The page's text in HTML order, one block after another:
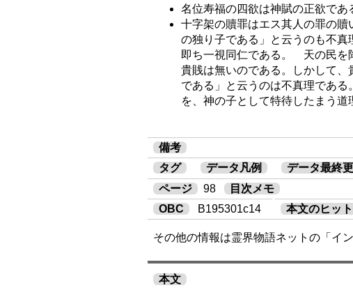
名位寿福の四欲は神賦の正欲であ
十字架の贖罪はエス其人の罪の
の独り子である」と云うのも不真
即ち一視同仁である。 天の民を
貴賎は無いのである。しかして
である」と云うのは不真理であ
を、神の子として特待したまう道
備考
タグ
データ凡例 データ最終
ページ
98
目次メモ
OBC
B195301c14 本文のヒッ
その他の情報は霊界物語ネットの「イ
本文